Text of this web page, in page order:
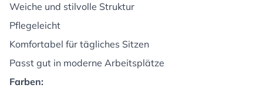
Weiche und stilvolle Struktur
Pflegeleicht
Komfortabel für tägliches Sitzen
Passt gut in moderne Arbeitsplätze
Farben: